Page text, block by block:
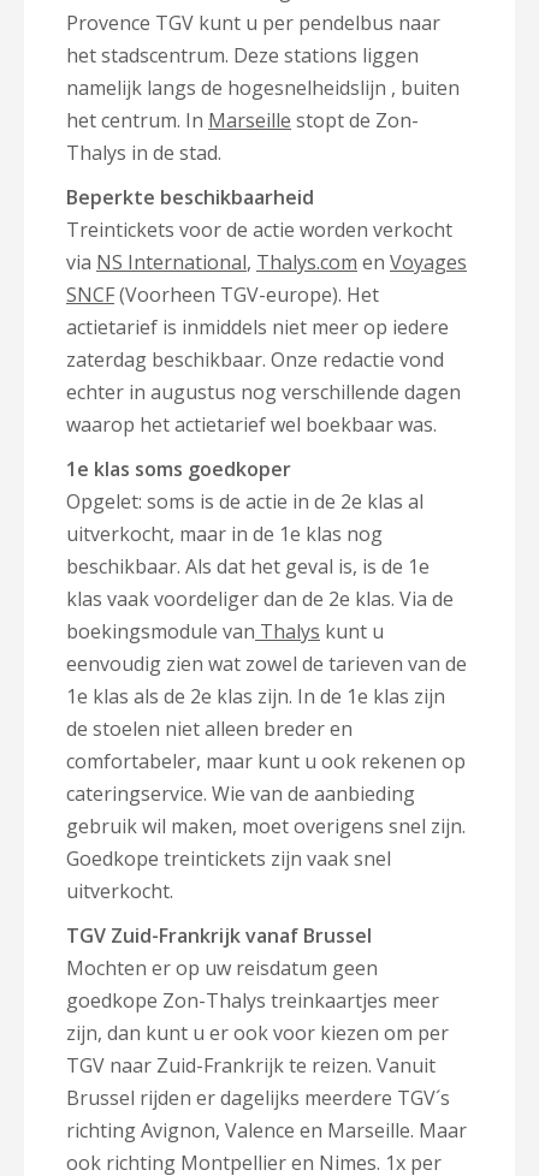
Provence TGV kunt u per pendelbus naar
het stadscentrum. Deze stations liggen
namelijk langs de hogesnelheidslijn , buiten
het centrum. In Marseille stopt de Zon-
Thalys in de stad.
Beperkte beschikbaarheid
Treintickets voor de actie worden verkocht
via NS International, Thalys.com en Voyages
SNCF(Voorheen TGV-europe). Het
actietarief is inmiddels niet meer op iedere
zaterdag beschikbaar. Onze redactie vond
echter in augustus nog verschillende dagen
waarop het actietarief wel boekbaar was.
1e klas soms goedkoper
Opgelet: soms is de actie in de 2e klas al
uitverkocht, maar in de 1e klas nog
beschikbaar. Als dat het geval is, is de 1e
klas vaak voordeliger dan de 2e klas. Via de
boekingsmodule van Thalys kunt u
eenvoudig zien wat zowel de tarieven van de
1e klas als de 2e klas zijn. In de 1e klas zijn
de stoelen niet alleen breder en
comfortabeler, maar kunt u ook rekenen op
cateringservice. Wie van de aanbieding
gebruik wil maken, moet overigens snel zijn.
Goedkope treintickets zijn vaak snel
uitverkocht.
TGV Zuid-Frankrijk vanaf Brussel
Mochten er op uw reisdatum geen
goedkope Zon-Thalys treinkaartjes meer
zijn, dan kunt u er ook voor kiezen om per
TGV naar Zuid-Frankrijk te reizen. Vanuit
Brussel rijden er dagelijks meerdere TGV´s
richting Avignon, Valence en Marseille. Maar
ook richting Montpellier en Nimes. 1x per